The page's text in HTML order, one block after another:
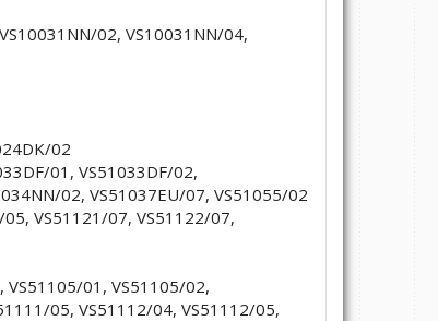
02, VS10031NN/04,
02
01, VS51033DF/02,
02, VS51037EU/07, VS51055/02
VS51121/07, VS51122/07,
VS51105/01, VS51105/02,
05, VS51112/04, VS51112/05,